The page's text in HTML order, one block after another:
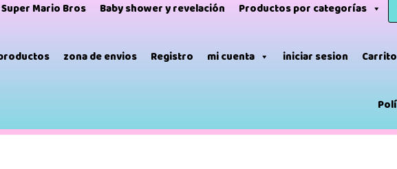
Super Mario Bros Baby shower y revelación Productos por categorías
zona de envios Registro mi cuenta iniciar sesion Carrito